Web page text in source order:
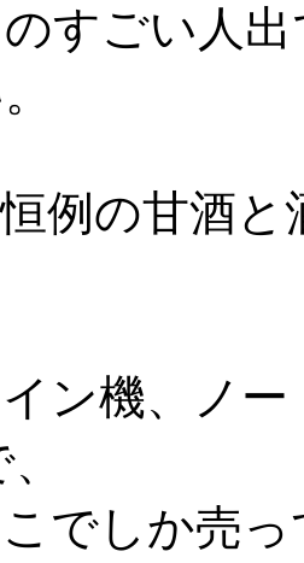
すごい人
例の甘酒
ン機、ノ
でしか売